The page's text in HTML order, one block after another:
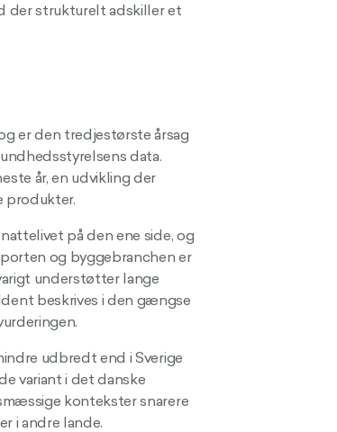
der strukturelt adskiller et
er den tredjestørste årsag
data.
år, en udvikling der
produkter.
på den ene side, og
og byggebranchen er
understøtter lange
beskrives i den gængse
udbredt end i Sverige
variant i det danske
kontekster snarere
i andre lande.